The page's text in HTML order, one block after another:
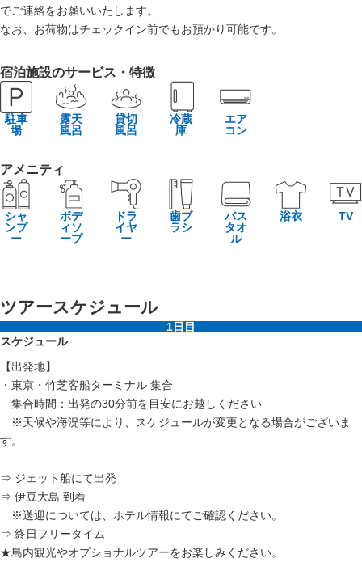
でご連絡をお願いいたします。
なお、お荷物はチェックイン前でもお預かり可能です。
宿泊施設のサービス・特徴
駐車
場
露天
風呂
貸切
風呂
冷蔵
庫
エア
コン
アメニティ
シャ
ンプ
ー
ボデ
ィソ
ープ
ドラ
イヤ
ー
歯ブ
ラシ
バス
タオ
ル
浴衣 TV
ツアースケジュール
1日目
スケジュール
【出発地】
・東京・竹芝客船ターミナル 集合
集合時間：出発の30分前を目安にお越しください
※天候や海況等により、スケジュールが変更となる場合がございま
す。
⇒ ジェット船にて出発
⇒ 伊豆大島 到着
※送迎については、ホテル情報にてご確認ください。
⇒ 終日フリータイム
★島内観光やオプショナルツアーをお楽しみください。